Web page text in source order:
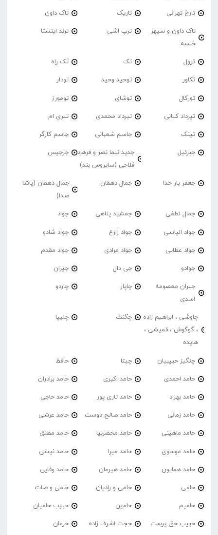
تارخ تهرانی تاریک تاک داون
تاک داون و سپهر
خلسه
ترپ اشی ترند اینستا
ترول تک تَک راه
تکاور توحید وحید تودار
تورکال توشای تومورز
تیرداد کیانی تیرداد محمدی تیری ام
تینک جاسم شعبانی جاسم کارگر
جبرئیل
جدید نیما نصر و فرهاد
فلاحی (سایروس بند)
جرجیس
جعفر یار خدا جمال دهقان
جمال دهقان (پاشا
صدا)
جمال لطفی جمشید پناهی جواد
جواد الیاسی جواد زارع جواد شادو
جواد عطایی جواد مرادی جواد مقدم
جوادو جی دال جیران
جیران معصومه
اسدی
چاپار چاردو
چاوشی ، ابراهیم زاده
، گوگوش ، قمیشی ،
هایده
چگنت چلیپا
چنگیز حبیبیان چیتا حافظ
حامد احمدی حامد اکبری حامد برادران
حامد بهراد حامد تاری پور حامد حاجی
حامد زمانی حامد صالح دوست حامد عرشی
حامد ماهینی حامد محضرنیا حامد مطلق
حامد موسوی حامد میرا حامد نیسی
حامد همایون حامد هیرمان حامد وفایی
حامی حامی و رادیان حامی و صات
حامیم حامین حبیب حامیان
حبیب حق پرست حجت اشرف زاده حرمان